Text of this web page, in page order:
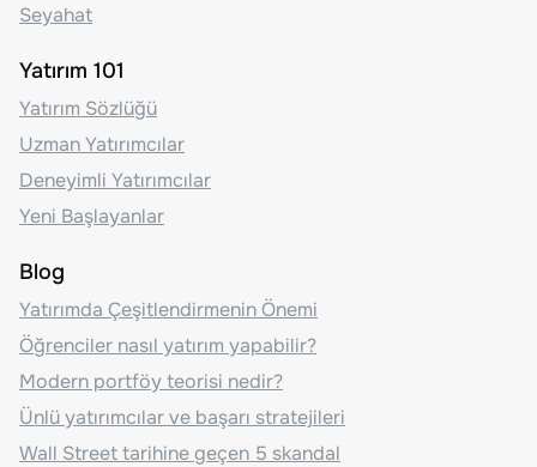
Seyahat
Yatırım 101
Yatırım Sözlüğü
Uzman Yatırımcılar
Deneyimli Yatırımcılar
Yeni Başlayanlar
Blog
Yatırımda Çeşitlendirmenin Önemi
Öğrenciler nasıl yatırım yapabilir?
Modern portföy teorisi nedir?
Ünlü yatırımcılar ve başarı stratejileri
Wall Street tarihine geçen 5 skandal